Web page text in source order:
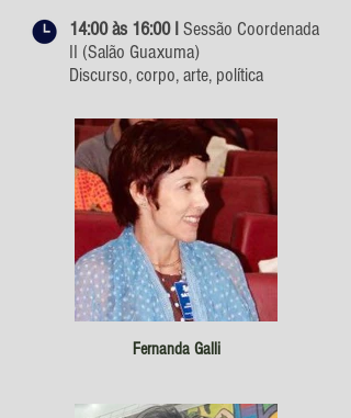
14:00 às 16:00 I Sessão Coordenada
II (Salão Guaxuma)
Discurso, corpo, arte, política
Fernanda Galli